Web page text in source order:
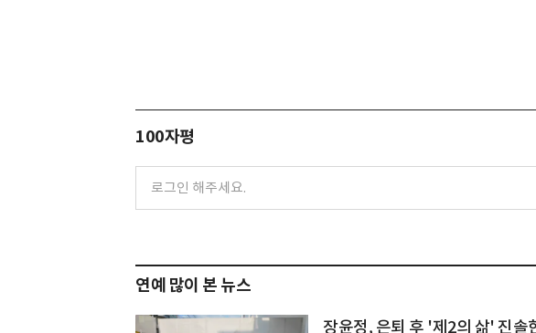
100자평
연예 많이 본 뉴스
장윤정, 은퇴 후 '제2의 삶' 진솔